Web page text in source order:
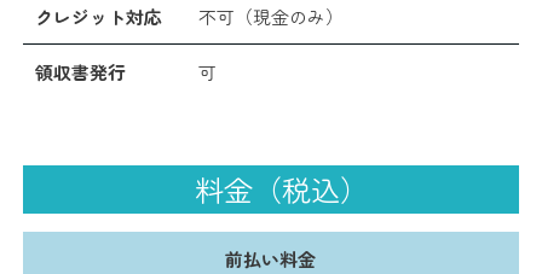
クレジット対応 不可（現金のみ）
領収書発行 可
料金（税込）
前払い料金